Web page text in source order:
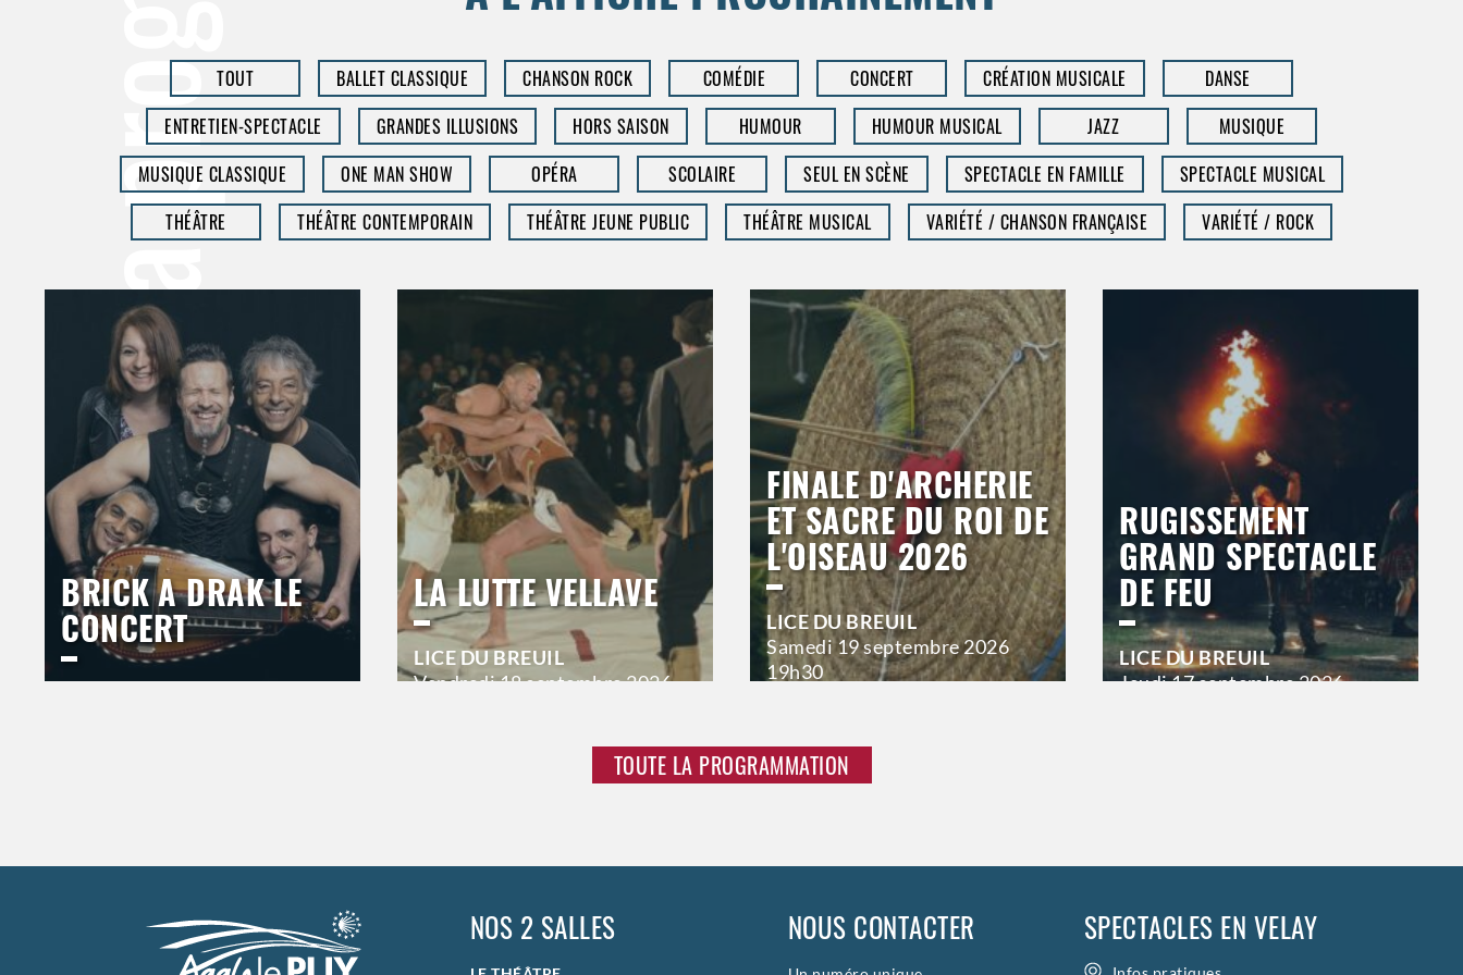
la prog’
TOUT BALLET CLASSIQUE CHANSON ROCK COMÉDIE CONCERT CRÉATION MUSICALE
DANSE
ENTRETIEN-SPECTACLE
GRANDES ILLUSIONS HORS SAISON HUMOUR HUMOUR MUSICAL JAZZ
MUSIQUE
MUSIQUE CLASSIQUE
ONE MAN SHOW OPÉRA SCOLAIRE SEUL EN SCÈNE SPECTACLE EN FAMILLE
SPECTACLE MUSICAL
THÉÂTRE
THÉÂTRE CONTEMPORAIN THÉÂTRE JEUNE PUBLIC THÉÂTRE MUSICAL VARIÉTÉ / CHANSON FRANÇAISE VARIÉTÉ / ROCK
BRICK A DRAK LE
CONCERT
LA LUTTE VELLAVE
LICE DU BREUIL
Vendredi18 septembre 2026
FINALE D'ARCHERIE
ET SACRE DU ROI DE
L'OISEAU 2026
LICE DU BREUIL
Samedi19 septembre 2026
19h30
RUGISSEMENT
GRAND SPECTACLE
DE FEU
LICE DU BREUIL
Jeudi17 septembre 2026
TOUTE LA PROGRAMMATION
NOS 2 SALLES NOUS CONTACTER SPECTACLES EN VELAY